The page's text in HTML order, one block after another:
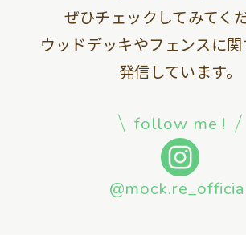
ぜひチェックしてみてく
ウッドデッキやフェンスに
発信しています。
follow me !